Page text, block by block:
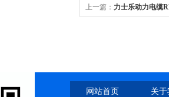
上一篇： 力士乐动力电缆
网站首页 关